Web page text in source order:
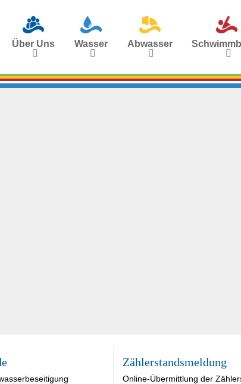
Über Uns Wasser Abwasser
Zählerstandsmeldung
Online-Übermittlung der